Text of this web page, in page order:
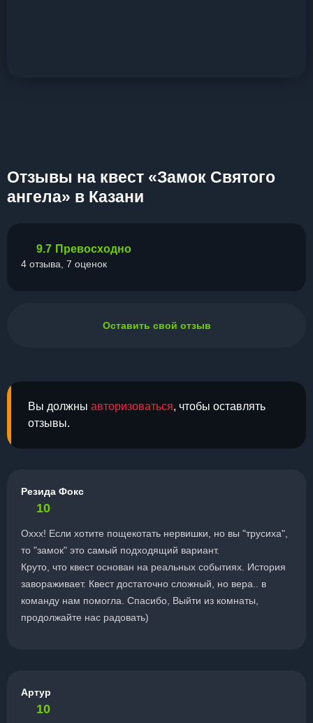
Отзывы на квест «Замок Cвятого
ангела» в Казани
Вы должны авторизоваться, чтобы оставлять
отзывы.
Резида Фокс
10
Оххх! Если хотите пощекотать нервишки, но вы "трусиха",
то "замок" это самый подходящий вариант.
Круто, что квест основан на реальных событиях. История
завораживает. Квест достаточно сложный, но вера.. в
команду нам помогла. Спасибо, Выйти из комнаты,
продолжайте нас радовать)
Артур
10
9.7 Превосходно
4 отзыва, 7 оценок
Оставить свой отзыв